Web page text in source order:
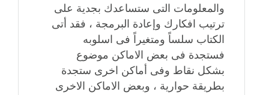
والمعلومات التى ستساعدك بجدية على
ترتيب افكارك وإعادة البرمجة ، فقد أتى
الكتاب سلساً ومتغيراً فى اسلوبه
فستجدة فى بعض الاماكن موضوع
بشكل نقاط وفى أماكن اخرى ستجدة
بطريقة حوارية ، وبعض الاماكن الاخرى